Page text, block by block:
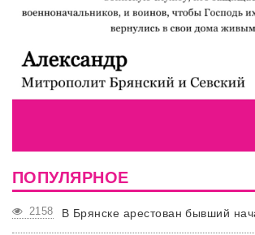
ПОПУЛЯРНОЕ
2158 В Брянске арестован бывший